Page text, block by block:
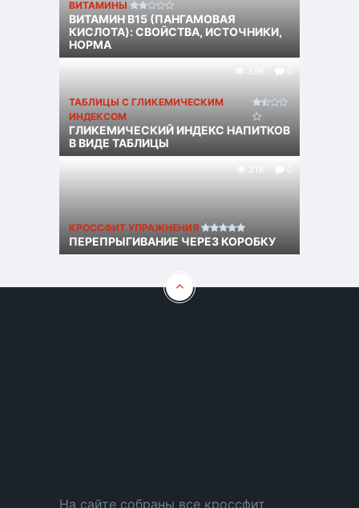
ВИТАМИНЫ
ВИТАМИН B15 (ПАНГАМОВАЯ
КИСЛОТА): СВОЙСТВА, ИСТОЧНИКИ,
НОРМА
39K 0
ТАБЛИЦЫ С ГЛИКЕМИЧЕСКИМ
ИНДЕКСОМ
ГЛИКЕМИЧЕСКИЙ ИНДЕКС НАПИТКОВ
В ВИДЕ ТАБЛИЦЫ
21K 0
КРОССФИТ УПРАЖНЕНИЯ
ПЕРЕПРЫГИВАНИЕ ЧЕРЕЗ КОРОБКУ
На сайте собраны все кроссфит